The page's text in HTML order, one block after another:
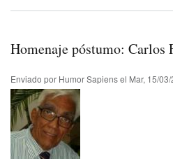
Homenaje póstumo: Carlos
Enviado por Humor Sapiensel Mar, 15/